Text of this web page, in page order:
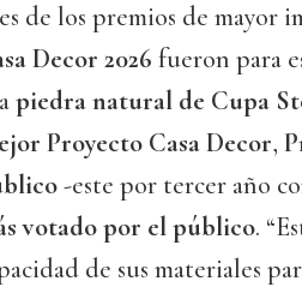
de los premios de mayor
Decor 2026 fueron para
piedra natural de Cupa
Proyecto Casa Decor,
-este por tercer año
votado por el público.
de sus materiales